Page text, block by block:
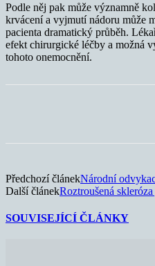
Podle něj pak může významně
krvácení a vyjmutí nádoru může
pacienta dramatický průběh.
efekt chirurgické léčby a možná
tohoto onemocnění.
Předchozí článekNárodní
Další článekRoztroušená
SOUVISEJÍCÍ ČLÁNKY